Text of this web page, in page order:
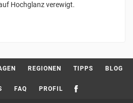
Hochglanz verewigt.
REGIONEN TIPPS BLOG
FAQ PROFIL